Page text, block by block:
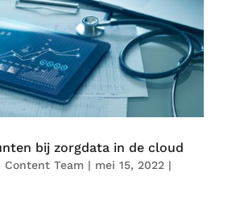
bij zorgdata in de cloud
Content Team| mei 15, 2022|